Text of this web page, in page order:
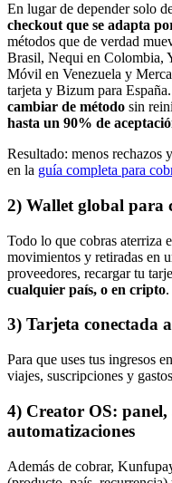
En lugar de depender solo
checkout que se adapta
métodos que de verdad
Brasil, Nequi en Colombia,
Móvil en Venezuela y
tarjeta y Bizum para
cambiar de método sin
hasta un 90% de
Resultado: menos rechazos
en la guía completa para
2) Wallet global para
Todo lo que cobras aterriza
movimientos y retiradas en
proveedores, recargar tu
cualquier país, o en cripto.
3) Tarjeta conectada
Para que uses tus ingresos
viajes, suscripciones y
4) Creator OS: panel,
automatizaciones
Además de cobrar,